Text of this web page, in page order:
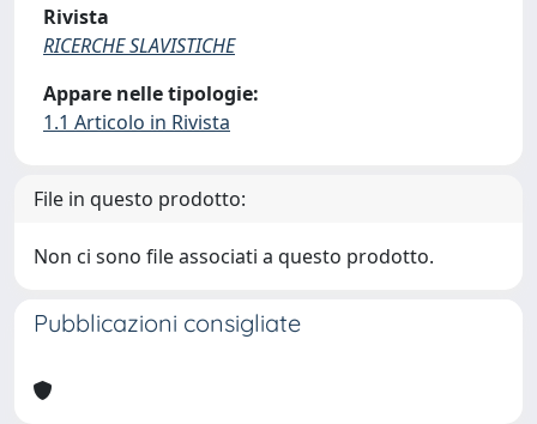
Rivista
RICERCHE SLAVISTICHE
Appare nelle tipologie:
1.1 Articolo in Rivista
File in questo prodotto:
Non ci sono file associati a questo prodotto.
Pubblicazioni consigliate